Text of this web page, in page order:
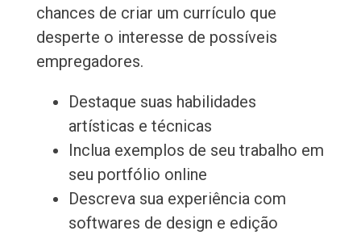
chances de criar um currículo que
desperte o interesse de possíveis
empregadores.
Destaque suas habilidades
artísticas e técnicas
Inclua exemplos de seu trabalho em
seu portfólio online
Descreva sua experiência com
softwares de design e edição